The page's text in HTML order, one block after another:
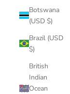
Botswana
(USD $)
Brazil (USD
$)
British
Indian
Ocean